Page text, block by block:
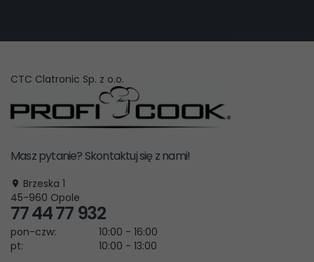
CTC Clatronic Sp. z o.o.
Masz pytanie? Skontaktuj się z nami!
Brzeska 1
45-960 Opole
77 44 77 932
pon-czw:
10:00 - 16:00
pt:
10:00 - 13:00